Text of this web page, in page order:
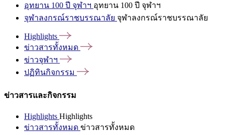
อุทยาน 100 ปี จุฬาฯ อุทยาน 100 ปี จุฬาฯ
จุฬาลงกรณ์ราชบรรณาลัย จุฬาลงกรณ์ราชบรรณาลัย
Highlights
ข่าวสารทั้งหมด
ข่าวจุฬาฯ
ปฏิทินกิจกรรม
ข่าวสารและกิจกรรม
Highlights Highlights
ข่าวสารทั้งหมด ข่าวสารทั้งหมด